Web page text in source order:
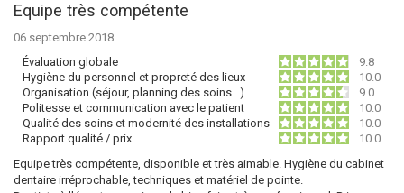
Equipe très compétente
06 septembre 2018
Évaluation globale
9.8
Hygiène du personnel et propreté des lieux
10.0
Organisation (séjour, planning des soins…)
9.0
Politesse et communication avec le patient
10.0
Qualité des soins et modernité des installations
10.0
Rapport qualité / prix
10.0
Equipe très compétente, disponible et très aimable. Hygiène du cabinet
dentaire irréprochable, techniques et matériel de pointe.